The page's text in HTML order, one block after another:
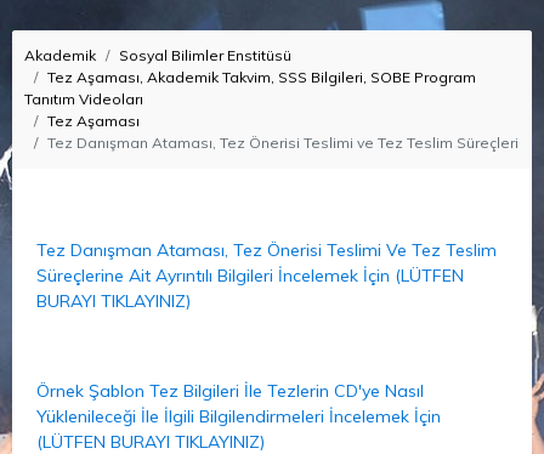
Akademik
Sosyal Bilimler Enstitüsü
Tez Aşaması, Akademik Takvim, SSS Bilgileri, SOBE Program
Tanıtım Videoları
Tez Aşaması
Tez Danışman Ataması, Tez Önerisi Teslimi ve Tez Teslim Süreçleri
Tez Danışman Ataması, Tez Önerisi Teslimi Ve Tez Teslim
Süreçlerine Ait Ayrıntılı Bilgileri İncelemek İçin (LÜTFEN
BURAYI TIKLAYINIZ)
Örnek Şablon Tez Bilgileri İle Tezlerin CD'ye Nasıl
Yüklenileceği İle İlgili Bilgilendirmeleri İncelemek İçin
(LÜTFEN BURAYI TIKLAYINIZ)